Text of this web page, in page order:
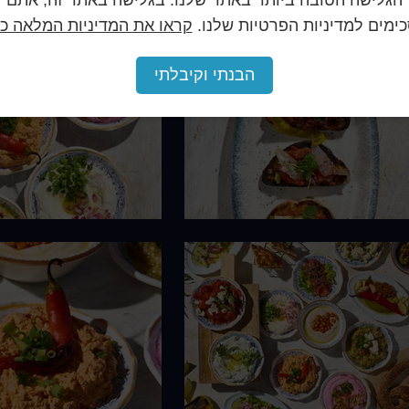
למדיניות הפרטיות שלנו. קראו את המדיניות המלאה
הבנתי וקיבלתי